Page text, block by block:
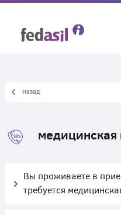
Все темы
Назад
Вы проживаете в
требуется